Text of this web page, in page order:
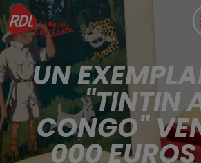
UN
"TINTIN
CONGO"
000